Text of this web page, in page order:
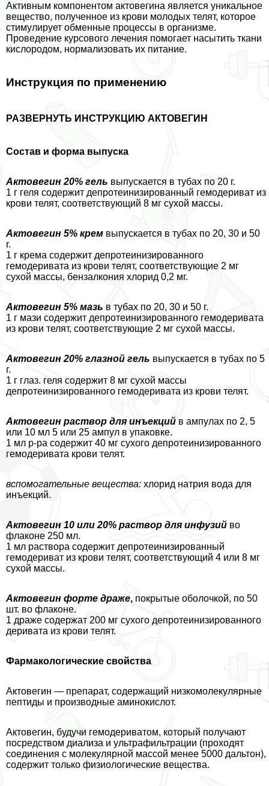
Активным компонентом актовегина является уникальное
вещество, полученное из крови молодых телят, которое
стимулирует обменные процессы в организме.
Проведение курсового лечения помогает насытить ткани
кислородом, нормализовать их питание.
Инструкция по применению
РАЗВЕРНУТЬ ИНСТРУКЦИЮ АКТОВЕГИН
Состав и форма выпуска
Актовегин 20% гель выпускается в тубах по 20 г.
1 г геля содержит депротеинизированный гемодериват из
крови телят, соответствующий 8 мг сухой массы.
Актовегин 5% крем выпускается в тубах по 20, 30 и 50
г.
1 г крема содержит депротеинизированного
гемодеривата из крови телят, соответствующие 2 мг
сухой массы, бензалкония хлорид 0,2 мг.
Актовегин 5% мазь в тубах по 20, 30 и 50 г.
1 г мази содержит депротеинизированного гемодеривата
из крови телят, соответствующие 2 мг сухой массы.
Актовегин 20% глазной гель выпускается в тубах по 5
г.
1 г глаз. геля содержит 8 мг сухой массы
депротеинизированного гемодеривата из крови телят.
Актовегин раствор для инъекций в ампулах по 2, 5
или 10 мл 5 или 25 ампул в упаковке.
1 мл р-ра содержит 40 мг сухого депротеинизированного
гемодеривата крови телят.
вспомогательные вещества: хлорид натрия вода для
инъекций.
Актовегин 10 или 20% раствор для инфузий во
флаконе 250 мл.
1 мл раствора содержит депротеинизированный
гемодериват из крови телят, соответствующий 4 или 8 мг
сухой массы.
Актовегин форте драже, покрытые оболочкой, по 50
шт. во флаконе.
1 драже содержат 200 мг сухого депротеинизированного
деривата из крови телят.
Фармакологические свойства
Актовегин — препарат, содержащий низкомолекулярные
пептиды и производные аминокислот.
Актовегин, будучи гемодериватом, который получают
посредством диализа и ультрафильтрации (проходят
соединения с молекулярной массой менее 5000 дальтон),
содержит только физиологические вещества.